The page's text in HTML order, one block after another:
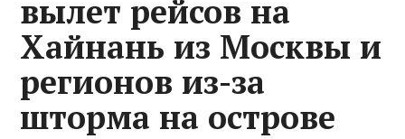
вылет рейсов на
Хайнань из Москвы и
регионов из-за
шторма на острове